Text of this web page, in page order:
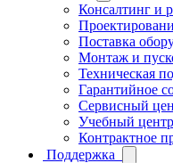
Консалтинг и
Поставка
Монтаж и
Техническая
Гарантийное
Сервисный
Учебный центр
Контрактное
Поддержка